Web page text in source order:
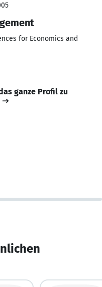
for Economics and
ganze Profil zu